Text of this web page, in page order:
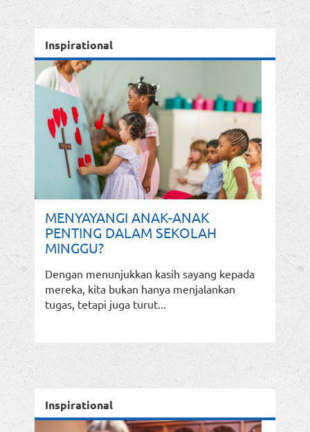
Inspirational
MENYAYANGI ANAK-ANAK
PENTING DALAM SEKOLAH
MINGGU?
Dengan menunjukkan kasih sayang kepada
mereka, kita bukan hanya menjalankan
tugas, tetapi juga turut...
Inspirational